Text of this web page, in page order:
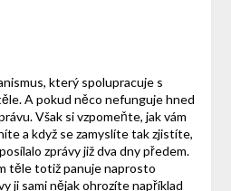
který spolupracuje s
A pokud něco nefunguje hned
Však si vzpomeňte, jak vám
a když se zamyslíte tak zjistíte,
zprávy již dva dny předem.
těle totiž panuje naprosto
ji sami nějak ohrozíte například